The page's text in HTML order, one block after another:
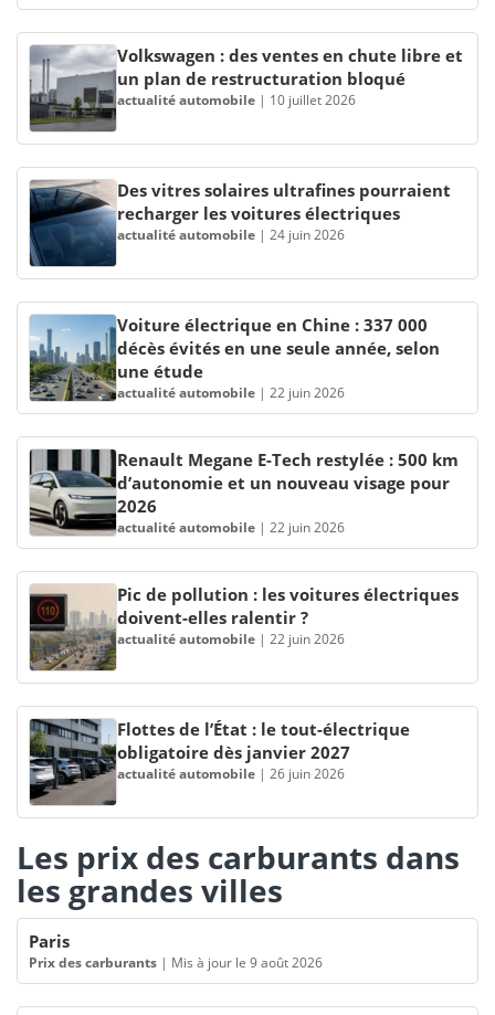
Volkswagen : des ventes en chute libre et
un plan de restructuration bloqué
actualité automobile | 10 juillet 2026
Des vitres solaires ultrafines pourraient
recharger les voitures électriques
actualité automobile | 24 juin 2026
Voiture électrique en Chine : 337 000
décès évités en une seule année, selon
une étude
actualité automobile | 22 juin 2026
Renault Megane E-Tech restylée : 500 km
d’autonomie et un nouveau visage pour
2026
actualité automobile | 22 juin 2026
Pic de pollution : les voitures électriques
doivent-elles ralentir ?
actualité automobile | 22 juin 2026
Flottes de l’État : le tout-électrique
obligatoire dès janvier 2027
actualité automobile | 26 juin 2026
Les prix des carburants dans
les grandes villes
Paris
Prix des carburants | Mis à jour le 9 août 2026